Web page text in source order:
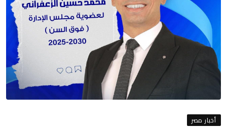
أخبار مصر